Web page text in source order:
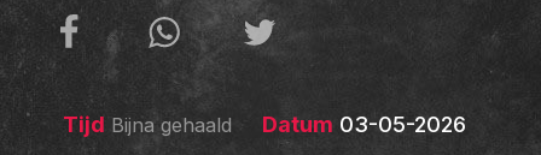
Tijd Bijna gehaald Datum 03-05-2026